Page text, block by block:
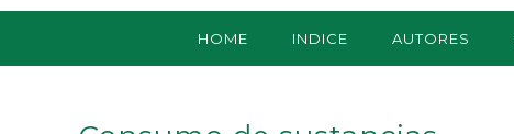
HOME INDICE AUTORES